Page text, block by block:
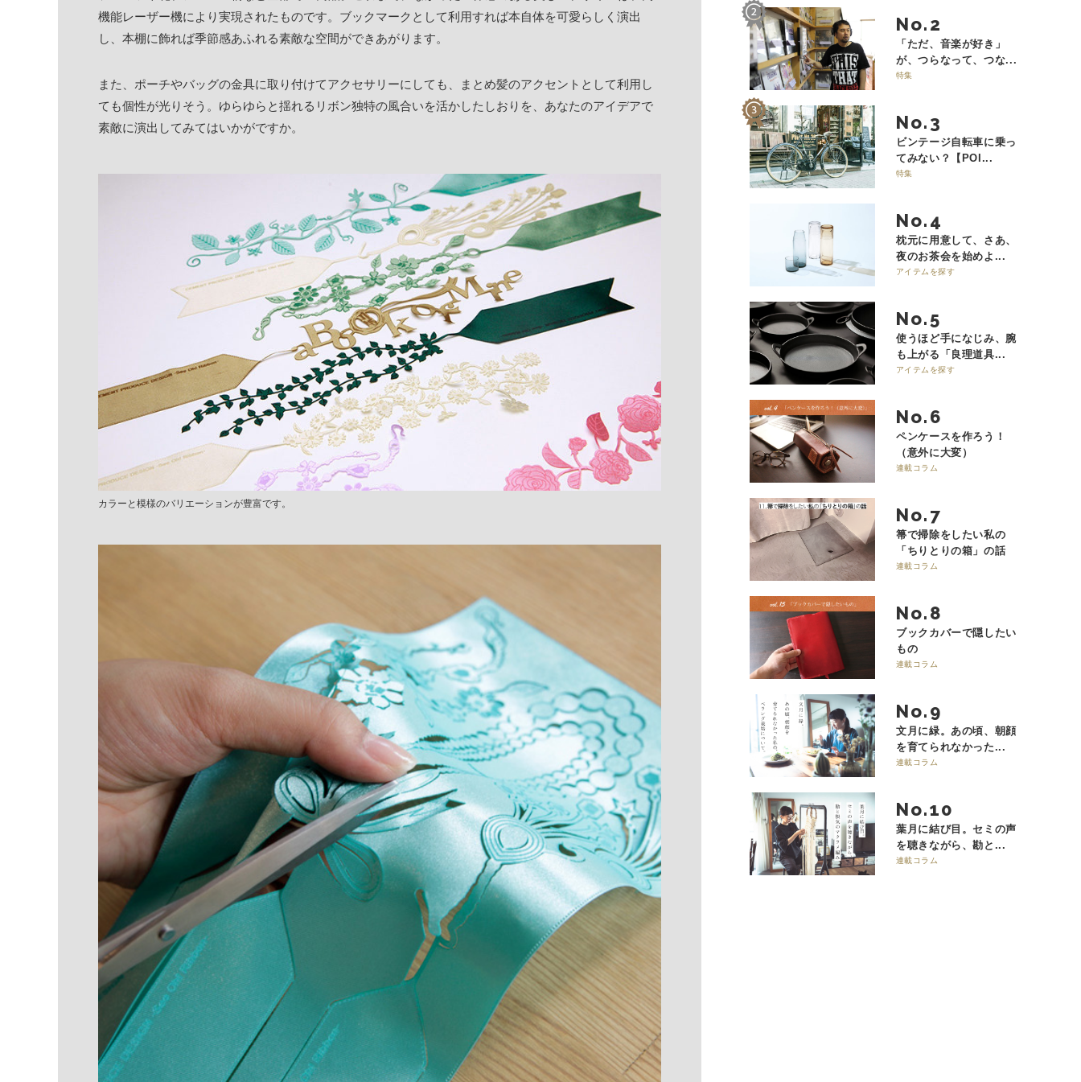
機能レーザー機により実現されたものです。ブックマークとして利用すれば本自体を可愛らしく演出
し、本棚に飾れば季節感あふれる素敵な空間ができあがります。
また、ポーチやバッグの金具に取り付けてアクセサリーにしても、まとめ髪のアクセントとして利用し
ても個性が光りそう。ゆらゆらと揺れるリボン独特の風合いを活かしたしおりを、あなたのアイデアで
素敵に演出してみてはいかがですか。
カラーと模様のバリエーションが豊富です。
No.
「ただ、音楽が好き」
が、つらなって、つな...
特集
No.
ビンテージ自転車に乗っ
てみない？【POI...
特集
No.
枕元に用意して、さあ、
夜のお茶会を始めよ...
アイテムを探す
No.
使うほど手になじみ、腕
も上がる「良理道具...
アイテムを探す
No.
ペンケースを作ろう！
（意外に大変）
連載コラム
No.
箒で掃除をしたい私の
「ちりとりの箱」の話
連載コラム
No.
ブックカバーで隠したい
もの
連載コラム
No.
文月に緑。あの頃、朝顔
を育てられなかった...
連載コラム
No.
葉月に結び目。セミの声
を聴きながら、勘と...
連載コラム